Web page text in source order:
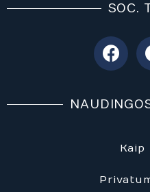
SOC.
F
a
e
b
oKaip